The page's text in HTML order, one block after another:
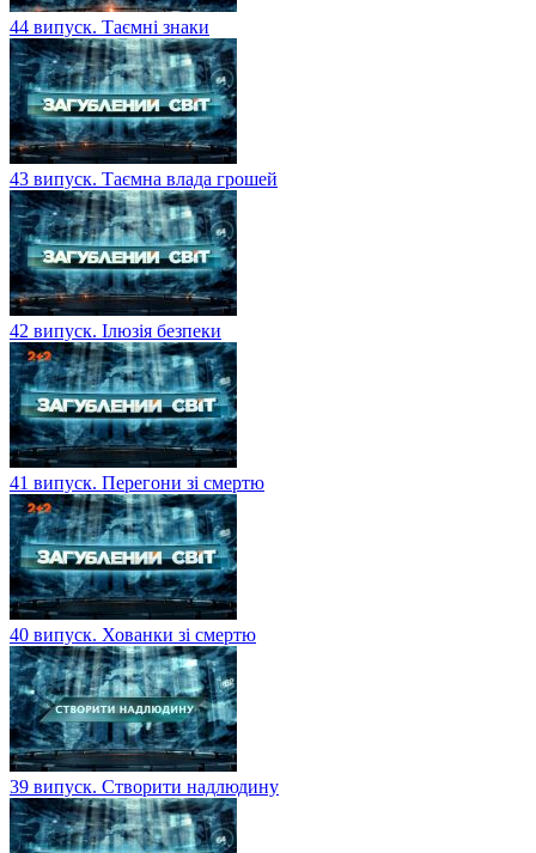
44 випуск. Таємні знаки
43 випуск. Таємна влада грошей
42 випуск. Ілюзія безпеки
41 випуск. Перегони зі смертю
40 випуск. Хованки зі смертю
39 випуск. Створити надлюдину